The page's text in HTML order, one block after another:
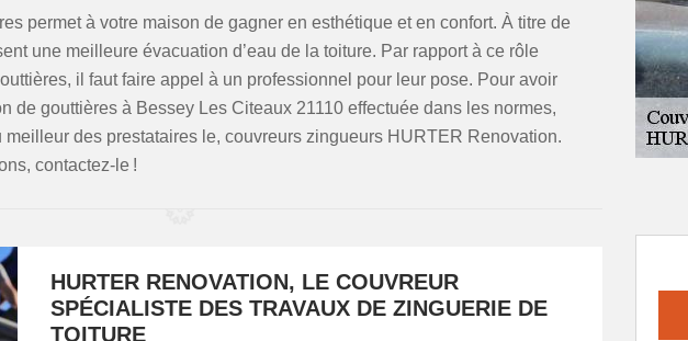
permet à votre maison de gagner en esthétique et en confort. À titre de
une meilleure évacuation d’eau de la toiture. Par rapport à ce rôle
il faut faire appel à un professionnel pour leur pose. Pour avoir
de gouttières à Bessey Les Citeaux 21110 effectuée dans les normes,
des prestataires le, couvreurs zingueurs HURTER Renovation.
contactez-le !
HURTER RENOVATION, LE COUVREUR
SPÉCIALISTE DES TRAVAUX DE ZINGUERIE DE
TOITURE